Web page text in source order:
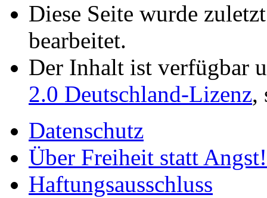
Diese Seite wurde
bearbeitet.
Der Inhalt ist verfügbar
2.0 Deutschland-Lizenz,
Datenschutz
Über Freiheit statt Angst!
Haftungsausschluss